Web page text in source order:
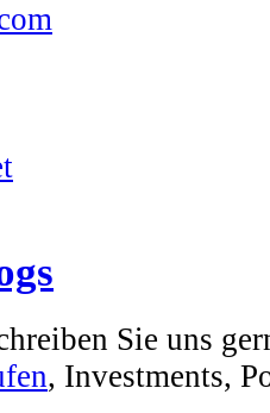
Sie uns
, Investments,